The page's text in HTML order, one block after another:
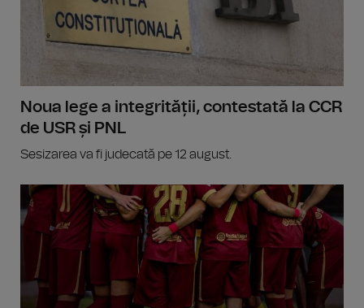
Noua lege a integrității, contestată la CCR
de USR și PNL
Sesizarea va fi judecată pe 12 august.